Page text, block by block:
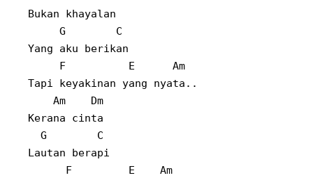
Bukan khayalan
G C
Yang aku berikan
F E Am
Tapi keyakinan yang nyata..
Am Dm
Kerana cinta
G C
Lautan berapi
F E Am